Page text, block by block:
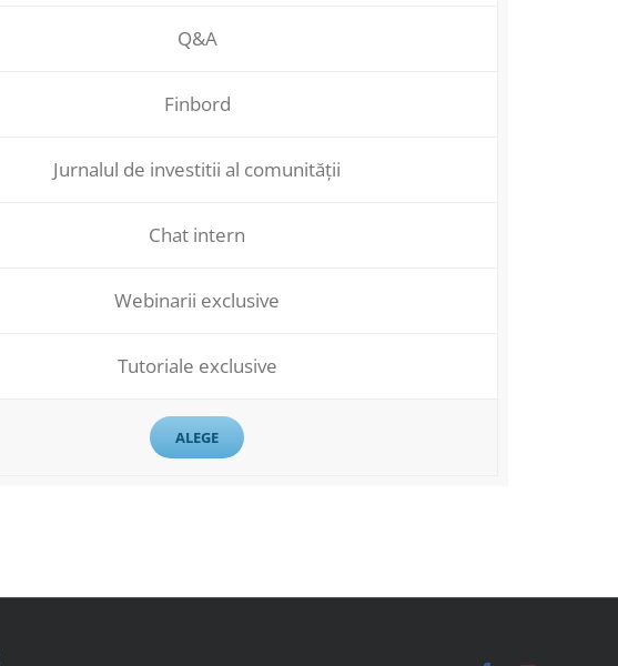
Q&A
Finbord
Jurnalul de investitii al comunității
Chat intern
Webinarii exclusive
Tutoriale exclusive
ALEGE